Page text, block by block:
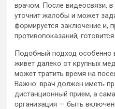
врачом. После видеосвязи,
уточнит жалобы и может
формируется заключение и,
противопоказаний,
Подобный подход особенно
живет далеко от крупных
может тратить время на
Важно: врач должен иметь
дистанционный прием, а
организация — быть